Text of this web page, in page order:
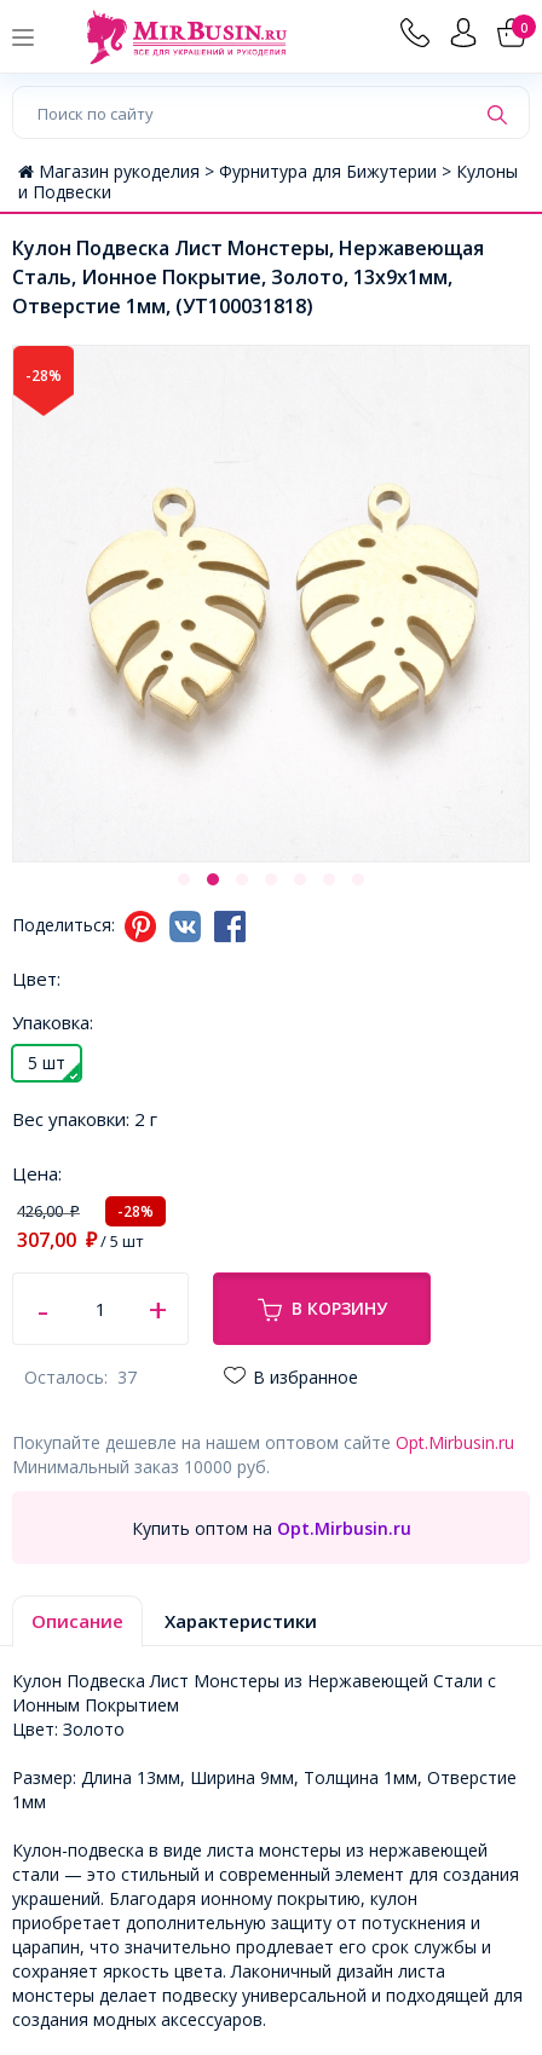
0
Магазин рукоделия > Фурнитура для Бижутерии > Кулоны
и Подвески
Кулон Подвеска Лист Монстеры, Нержавеющая
Сталь, Ионное Покрытие, Золото, 13х9х1мм,
Отверстие 1мм, (УТ100031818)
-28%
Поделиться:
Цвет:
Упаковка:
5 шт
Вес упаковки: 2 г
Цена:
426,00₽ -28%
307,00 ₽/ 5 шт
В КОРЗИНУ
Осталось: 37 В избранное
Покупайте дешевле на нашем оптовом сайте Opt.Mirbusin.ru
Минимальный заказ 10000 руб.
Купить оптом на Opt.Mirbusin.ru
Описание Характеристики
Кулон Подвеска Лист Монстеры из Нержавеющей Стали с
Ионным Покрытием
Цвет: Золото
Размер: Длина 13мм, Ширина 9мм, Толщина 1мм, Отверстие
1мм
Кулон-подвеска в виде листа монстеры из нержавеющей
стали — это стильный и современный элемент для создания
украшений. Благодаря ионному покрытию, кулон
приобретает дополнительную защиту от потускнения и
царапин, что значительно продлевает его срок службы и
сохраняет яркость цвета. Лаконичный дизайн листа
монстеры делает подвеску универсальной и подходящей для
создания модных аксессуаров.